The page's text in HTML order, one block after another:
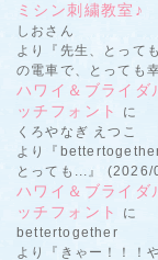
ミシン刺繍教室
しおさん
より『先生、とって
の電車で、とっても
ハワイ＆ブライ
ッチフォント
に
くろやなぎ えつこ
より『bettertogether
とっても...』
ハワイ＆ブライ
ッチフォント
に
bettertogether
より『きゃー！！！